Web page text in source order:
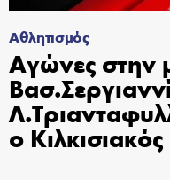
Αθλητισμός
Αγώνες στην
ο Κιλκισιακός